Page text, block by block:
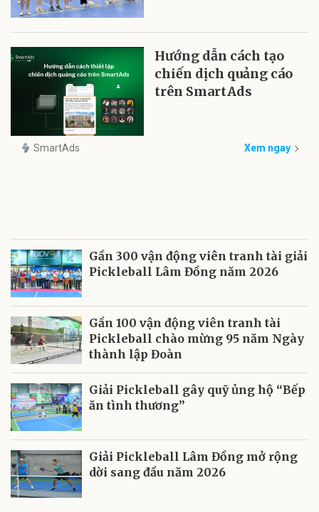
Hướng dẫn cách tạo
chiến dịch quảng cáo
trên SmartAds
SmartAds Xem ngay
Gần 300 vận động viên tranh tài giải
Pickleball Lâm Đồng năm 2026
Gần 100 vận động viên tranh tài
Pickleball chào mừng 95 năm Ngày
thành lập Đoàn
Giải Pickleball gây quỹ ủng hộ “Bếp
ăn tình thương”
Giải Pickleball Lâm Đồng mở rộng
dời sang đầu năm 2026